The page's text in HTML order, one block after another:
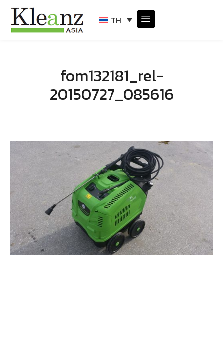
TH
fom132181_rel-
20150727_085616